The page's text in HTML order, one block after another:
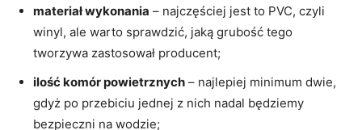
materiał wykonania – najczęściej jest to PVC, czyli
winyl, ale warto sprawdzić, jaką grubość tego
tworzywa zastosował producent;
ilość komór powietrznych – najlepiej minimum dwie,
gdyż po przebiciu jednej z nich nadal będziemy
bezpieczni na wodzie;